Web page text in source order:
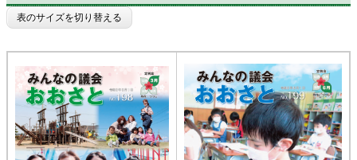
表のサイズを切り替える